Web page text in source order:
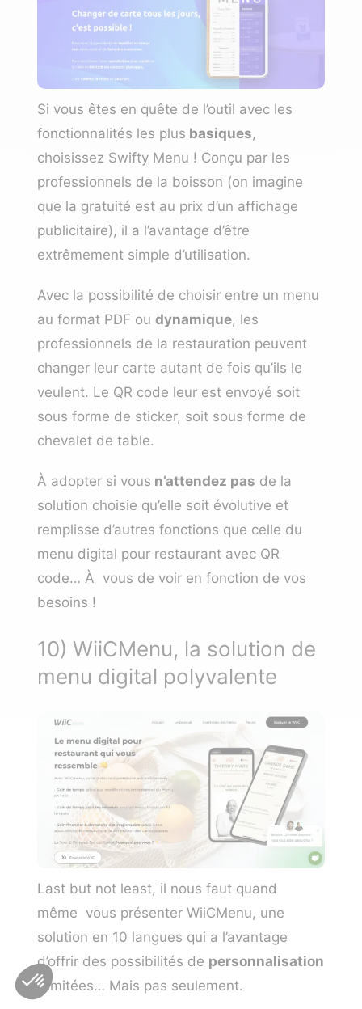
Si vous êtes en quête de l’outil avec les
fonctionnalités les plus basiques,
choisissez Swifty Menu ! Conçu par les
professionnels de la boisson (on imagine
que la gratuité est au prix d’un affichage
publicitaire), il a l’avantage d’être
extrêmement simple d’utilisation.
Avec la possibilité de choisir entre un menu
au format PDF ou dynamique, les
professionnels de la restauration peuvent
changer leur carte autant de fois qu’ils le
veulent. Le QR code leur est envoyé soit
sous forme de sticker, soit sous forme de
chevalet de table.
À adopter si vous n’attendez pas de la
solution choisie qu’elle soit évolutive et
remplisse d’autres fonctions que celle du
menu digital pour restaurant avec QR
code… À vous de voir en fonction de vos
besoins !
10) WiiCMenu, la solution de
menu digital polyvalente
Last but not least, il nous faut quand
même vous présenter WiiCMenu, une
solution en 10 langues qui a l’avantage
d’offrir des possibilités de personnalisation
illimitées… Mais pas seulement.